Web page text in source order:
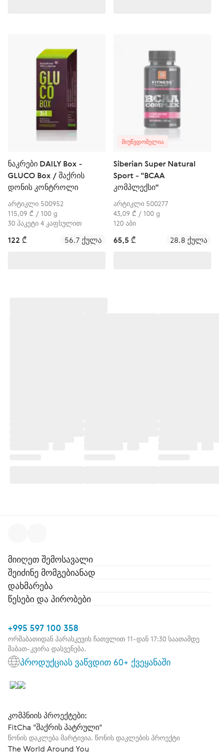
ნაკრები DAILY Box -
GLUCO Box / შაქრის
დონის კონტროლი
არტიკლი 500952
115,09 ₾ / 100 g
30 პაკეტი 4 კაფსულით
122 ₾ 56.7 ქულა
ᲛᲘᲣᲬᲕᲓᲝᲛᲔᲚᲘᲐ
Siberian Super Natural
Sport - "BCAA
კომპლექსი"
არტიკლი 500277
43,09 ₾ / 100 g
120 აბი
65,5 ₾ 28.8 ქულა
მიიღეთ შემოსავალი
შეიძინე მომგებიანად
დახმარება
წესები და პირობები
+995 597 100 358
ორშაბათიდან პარასკევის ჩათვლით 11-დან 17:30 საათამდე
შაბათ-კვირა დასვენება.
პროდუქციას ვაწვდით 60+ ქვეყანაში
კომპნიის პროექტები:
FitCha "შაქრის პატრული"
წონის დაკლება მარტივია. წონის დაკლების პროექტი
The World Around You